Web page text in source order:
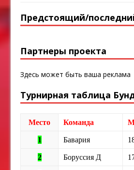
Предстоящий/
Партнеры проекта
Здесь может быть ваша реклама
Турнирная таблица
Место Команда
1 Бавария
2 Боруссия Д